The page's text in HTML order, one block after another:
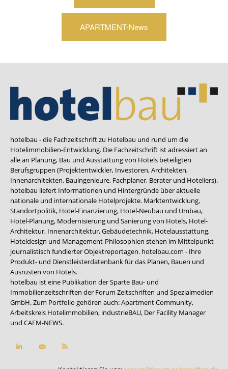
APARTMENT-News
hotelbau - die Fachzeitschrift zu Hotelbau und rund um die
Hotelimmobilien-Entwicklung. Die Fachzeitschrift ist adressiert an
alle an Planung, Bau und Ausstattung von Hotels beteiligten
Berufsgruppen (Projektentwickler, Investoren, Architekten,
Innenarchitekten, Bauingenieure, Fachplaner, Berater und Hoteliers).
hotelbau liefert Informationen und Hintergründe über aktuelle
nationale und internationale Hotelprojekte. Marktentwicklung,
Standortpolitik, Hotel-Finanzierung, Hotel-Neubau und Umbau,
Hotel-Planung, Modernisierung und Sanierung von Hotels, Hotel-
Architektur, Innenarchitektur, Gebäudetechnik, Hotelausstattung,
Hoteldesign und Management-Philosophien stehen im Mittelpunkt
journalistisch fundierter Objektreportagen. hotelbau.com - Ihre
Produkt- und Dienstleisterdatenbank für das Planen, Bauen und
Ausrüsten von Hotels.
hotelbau ist eine Publikation der Sparte Bau- und
Immobilienzeitschriften der Forum Zeitschriften und Spezialmedien
GmbH. Zum Portfolio gehören auch:Apartment Community,
Arbeitskreis Hotelimmobilien, industrieBAU, Der Facility Manager
und CAFM-NEWS.